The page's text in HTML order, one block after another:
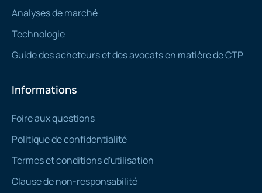
Analyses de marché
Technologie
Guide des acheteurs et des avocats en matière de CTP
Informations
Foire aux questions
Politique de confidentialité
Termes et conditions d'utilisation
Clause de non-responsabilité